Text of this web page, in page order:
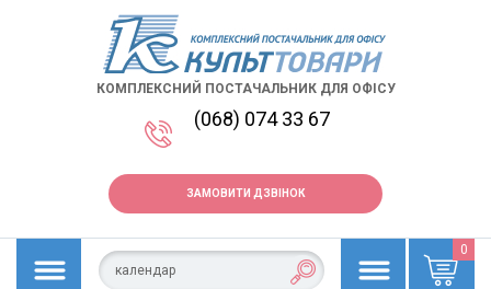
КОМПЛЕКСНИЙ ПОСТАЧАЛЬНИК ДЛЯ ОФІСУ
(068) 074 33 67
ЗАМОВИТИ ДЗВІНОК
0